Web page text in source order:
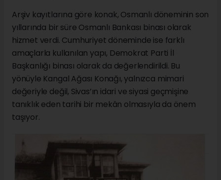
Arşiv kayıtlarına göre konak, Osmanlı döneminin son
yıllarında bir süre Osmanlı Bankası binası olarak
hizmet verdi. Cumhuriyet döneminde ise farklı
amaçlarla kullanılan yapı, Demokrat Parti İl
Başkanlığı binası olarak da değerlendirildi. Bu
yönüyle Kangal Ağası Konağı, yalnızca mimari
değeriyle değil, Sivas’ın idari ve siyasi geçmişine
tanıklık eden tarihi bir mekân olmasıyla da önem
taşıyor.